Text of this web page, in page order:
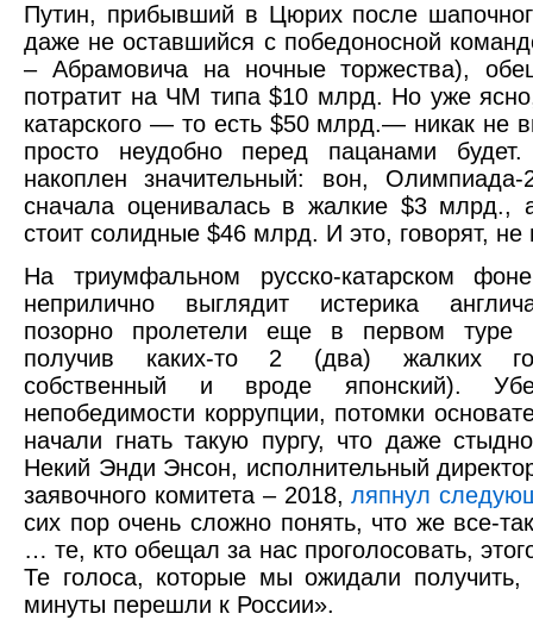
Путин, прибывший в Цюрих после
даже не оставшийся с победоносной
– Абрамовича на ночные торжества),
потратит на ЧМ типа $10 млрд. Но уже
катарского — то есть $50 млрд.— никак не
просто неудобно перед пацанами
накоплен значительный: вон,
сначала оценивалась в жалкие $3 млрд.,
стоит солидные $46 млрд. И это, говорят, не
На триумфальном русско-катарском
неприлично выглядит истерика
позорно пролетели еще в первом туре
получив каких-то 2 (два) жалких
собственный и вроде японский).
непобедимости коррупции, потомки
начали гнать такую пургу, что даже
Некий Энди Энсон, исполнительный
заявочного комитета – 2018,ляпнул
сих пор очень сложно понять, что же все-
… те, кто обещал за нас проголосовать,
Те голоса, которые мы ожидали получить,
минуты перешли к России».